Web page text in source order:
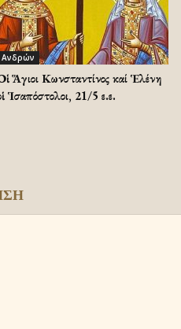
Ανδρών
Ἅγιοι Κωνσταντίνος καί Ἑλένη
Ἱσαπόστολοι, 21/5 ε.ε.